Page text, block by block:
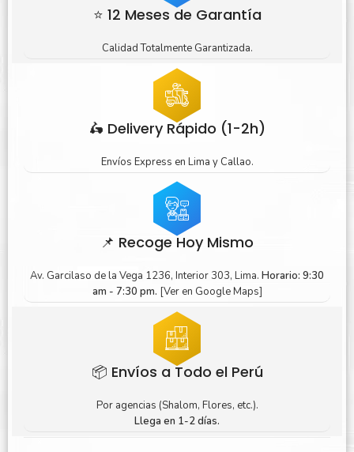
⭐ 12 Meses de Garantía
Calidad Totalmente Garantizada.
🛵 Delivery Rápido (1-2h)
Envíos Express en Lima y Callao.
📌 Recoge Hoy Mismo
Av. Garcilaso de la Vega 1236, Interior 303, Lima. Horario: 9:30
am - 7:30 pm. [Ver en Google Maps]
📦 Envíos a Todo el Perú
Por agencias (Shalom, Flores, etc.).
Llega en 1-2 días.